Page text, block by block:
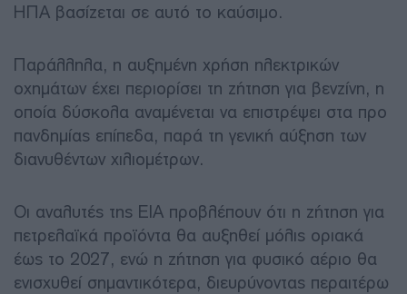
ΗΠΑ βασίζεται σε αυτό το καύσιμο.
Παράλληλα, η αυξημένη χρήση ηλεκτρικών
οχημάτων έχει περιορίσει τη ζήτηση για βενζίνη, η
οποία δύσκολα αναμένεται να επιστρέψει στα προ
πανδημίας επίπεδα, παρά τη γενική αύξηση των
διανυθέντων χιλιομέτρων.
Οι αναλυτές της EIA προβλέπουν ότι η ζήτηση για
πετρελαϊκά προϊόντα θα αυξηθεί μόλις οριακά
έως το 2027, ενώ η ζήτηση για φυσικό αέριο θα
ενισχυθεί σημαντικότερα, διευρύνοντας περαιτέρω